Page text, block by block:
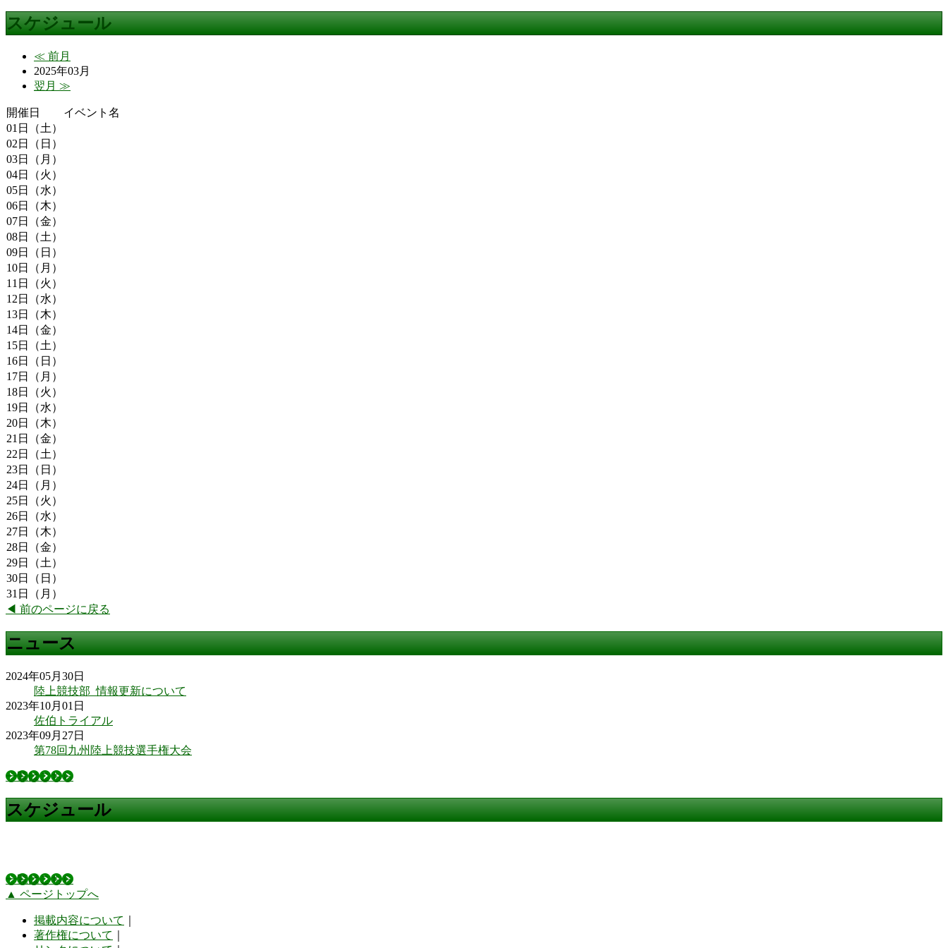
スケジュール
≪ 前月
2025年03月
翌月 ≫
開催日
イベント名
01日（土）
02日（日）
03日（月）
04日（火）
05日（水）
06日（木）
07日（金）
08日（土）
09日（日）
10日（月）
11日（火）
12日（水）
13日（木）
14日（金）
15日（土）
16日（日）
17日（月）
18日（火）
19日（水）
20日（木）
21日（金）
22日（土）
23日（日）
24日（月）
25日（火）
26日（水）
27日（木）
28日（金）
29日（土）
30日（日）
31日（月）
◀ 前のページに戻る
ニュース
2024年05月30日
陸上競技部_情報更新について
2023年10月01日
佐伯トライアル
2023年09月27日
第78回九州陸上競技選手権大会
一覧はこちら
スケジュール
一覧はこちら
▲ ページトップへ
掲載内容について
著作権について